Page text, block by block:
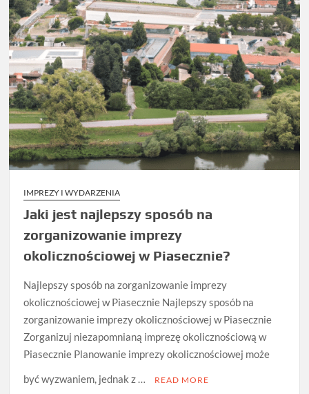
IMPREZY I WYDARZENIA
Jaki jest najlepszy sposób na
zorganizowanie imprezy
okolicznościowej w Piasecznie?
Najlepszy sposób na zorganizowanie imprezy
okolicznościowej w Piasecznie Najlepszy sposób na
zorganizowanie imprezy okolicznościowej w Piasecznie
Zorganizuj niezapomnianą imprezę okolicznościową w
Piasecznie Planowanie imprezy okolicznościowej może
być wyzwaniem, jednak z …
READ MORE